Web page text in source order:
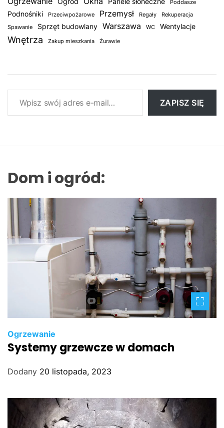
Poddasze
Podnośniki Przeciwpożarowe Przemysł Regały
Rekuperacja
Spawanie
Sprzęt budowlany Warszawa WC Wentylacje
Wnętrza Zakup mieszkania Żurawie
Wpisz swój adres e-mail…
ZAPISZ SIĘ
Dom i ogród:
Ogrzewanie
Systemy grzewcze w domach
Dodany 20 listopada, 2023